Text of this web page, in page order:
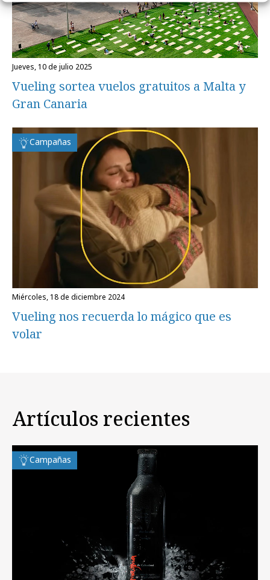
jueves, 10 de julio 2025
Vueling sortea vuelos gratuitos a Malta y
Gran Canaria
Campañas
miércoles, 18 de diciembre 2024
Vueling nos recuerda lo mágico que es
volar
Artículos recientes
Campañas